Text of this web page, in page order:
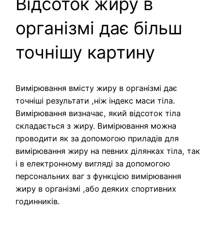
організмі дає більш
точнішу картину
Вимірювання вмісту жиру в організмі дає
точніші результати ,ніж індекс маси тіла.
Вимірювання визначає, який відсоток тіла
складається з жиру. Вимірювання можна
проводити як за допомогою приладів для
вимірювання жиру на певних ділянках тіла, так
і в електронному вигляді за допомогою
персональних ваг з функцією вимірювання
жиру в організмі ,або деяких спортивних
годинників.